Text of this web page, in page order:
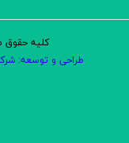
کلیه حقوق
طراحی و توسعه: